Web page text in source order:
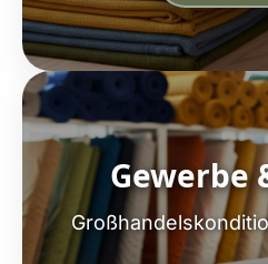
Gewerbe